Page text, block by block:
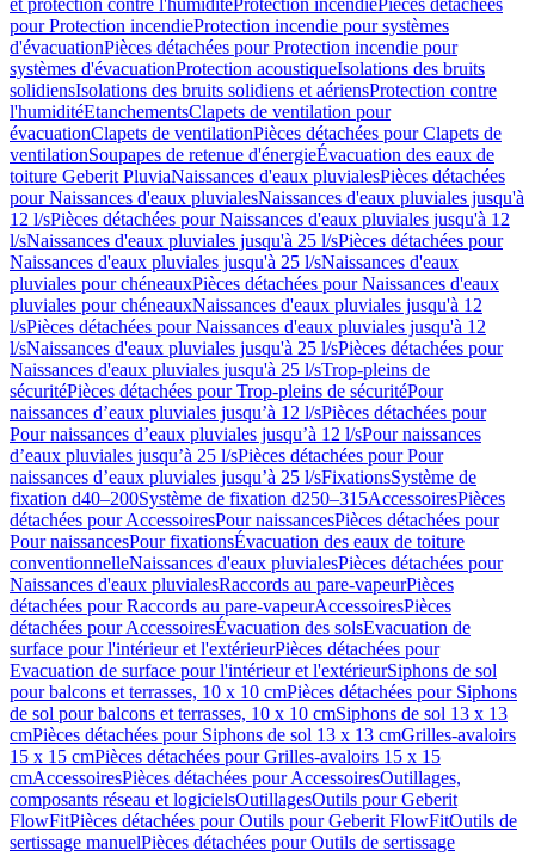
et protection contre l'humiditéProtection incendiePièces détachées
pour Protection incendieProtection incendie pour systèmes
d'évacuationPièces détachées pour Protection incendie pour
systèmes d'évacuationProtection acoustiqueIsolations des bruits
solidiensIsolations des bruits solidiens et aériensProtection contre
l'humiditéEtanchementsClapets de ventilation pour
évacuationClapets de ventilationPièces détachées pour Clapets de
ventilationSoupapes de retenue d'énergieÉvacuation des eaux de
toiture Geberit PluviaNaissances d'eaux pluvialesPièces détachées
pour Naissances d'eaux pluvialesNaissances d'eaux pluviales jusqu'à
12 l/sPièces détachées pour Naissances d'eaux pluviales jusqu'à 12
l/sNaissances d'eaux pluviales jusqu'à 25 l/sPièces détachées pour
Naissances d'eaux pluviales jusqu'à 25 l/sNaissances d'eaux
pluviales pour chéneauxPièces détachées pour Naissances d'eaux
pluviales pour chéneauxNaissances d'eaux pluviales jusqu'à 12
l/sPièces détachées pour Naissances d'eaux pluviales jusqu'à 12
l/sNaissances d'eaux pluviales jusqu'à 25 l/sPièces détachées pour
Naissances d'eaux pluviales jusqu'à 25 l/sTrop-pleins de
sécuritéPièces détachées pour Trop-pleins de sécuritéPour
naissances d’eaux pluviales jusqu’à 12 l/sPièces détachées pour
Pour naissances d’eaux pluviales jusqu’à 12 l/sPour naissances
d’eaux pluviales jusqu’à 25 l/sPièces détachées pour Pour
naissances d’eaux pluviales jusqu’à 25 l/sFixationsSystème de
fixation d40–200Système de fixation d250–315AccessoiresPièces
détachées pour AccessoiresPour naissancesPièces détachées pour
Pour naissancesPour fixationsÉvacuation des eaux de toiture
conventionnelleNaissances d'eaux pluvialesPièces détachées pour
Naissances d'eaux pluvialesRaccords au pare-vapeurPièces
détachées pour Raccords au pare-vapeurAccessoiresPièces
détachées pour AccessoiresÉvacuation des solsEvacuation de
surface pour l'intérieur et l'extérieurPièces détachées pour
Evacuation de surface pour l'intérieur et l'extérieurSiphons de sol
pour balcons et terrasses, 10 x 10 cmPièces détachées pour Siphons
de sol pour balcons et terrasses, 10 x 10 cmSiphons de sol 13 x 13
cmPièces détachées pour Siphons de sol 13 x 13 cmGrilles-avaloirs
15 x 15 cmPièces détachées pour Grilles-avaloirs 15 x 15
cmAccessoiresPièces détachées pour AccessoiresOutillages,
composants réseau et logicielsOutillagesOutils pour Geberit
FlowFitPièces détachées pour Outils pour Geberit FlowFitOutils de
sertissage manuelPièces détachées pour Outils de sertissage